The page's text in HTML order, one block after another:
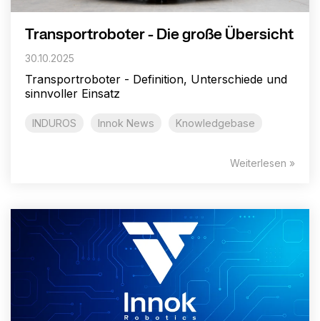
Transportroboter - Die große Übersicht
30.10.2025
Transportroboter - Definition, Unterschiede und
sinnvoller Einsatz
INDUROS Innok News Knowledgebase
Weiterlesen »